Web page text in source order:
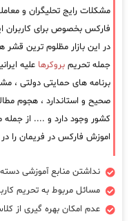
مشکلات رایج تحلیگران و
فارکس بخصوص برای کاربران
در این بازار مظلوم ترین قشر
جمله تحریم بروکرها علیه
برنامه های حمایتی دولتی ،
صحیح و استاندارد ، هجوم
کشور وجود دارد و .... از
اموزش فارکس در فریمان را
نداشتن منابع آموزشی
مسائل مربوط به تحریم
عدم امکان بهره گیری از